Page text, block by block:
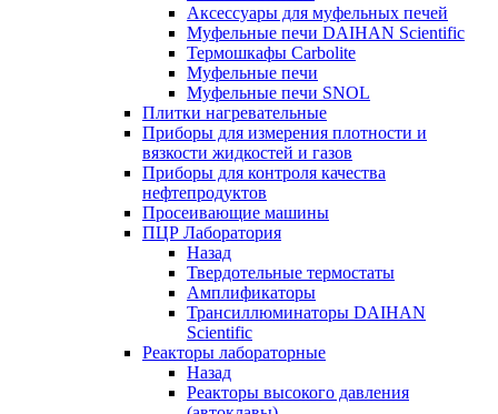
Аксессуары для муфельных печей
Муфельные печи DAIHAN Scientific
Термошкафы Carbolite
Муфельные печи
Муфельные печи SNOL
Плитки нагревательные
Приборы для измерения плотности и
вязкости жидкостей и газов
Приборы для контроля качества
нефтепродуктов
Просеивающие машины
ПЦР Лаборатория
Назад
Твердотельные термостаты
Амплификаторы
Трансиллюминаторы DAIHAN
Scientific
Реакторы лабораторные
Назад
Реакторы высокого давления